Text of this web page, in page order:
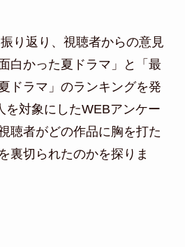
り返り、視聴者からの意見
白かった夏ドラマ」と「最
ドラマ」のランキングを発
を対象にしたWEBアンケー
聴者がどの作品に胸を打た
裏切られたのかを探りま